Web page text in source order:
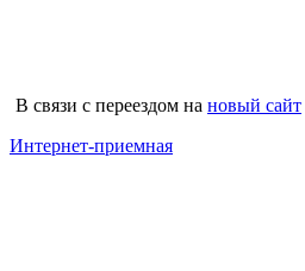
В связи с переездом на новый сайт
Интернет-приемная